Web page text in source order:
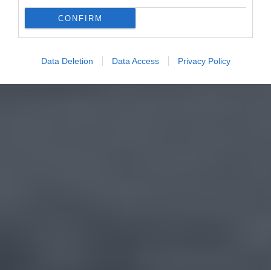
CONFIRM
Data Deletion Data Access Privacy Policy